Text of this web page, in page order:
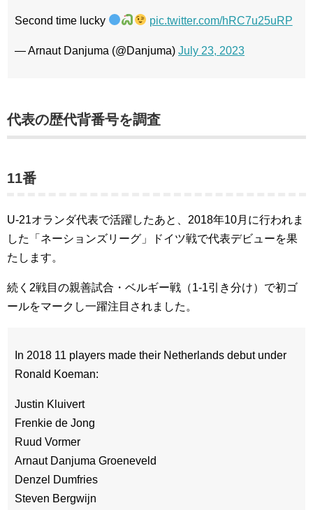
Second time lucky pic.twitter.com/hRC7u25uRP
— Arnaut Danjuma (@Danjuma) July 23, 2023
代表の歴代背番号を調査
11番
U-21オランダ代表で活躍したあと、2018年10月に行われま
した「ネーションズリーグ」ドイツ戦で代表デビューを果
たします。
続く2戦目の親善試合・ベルギー戦（1-1引き分け）で初ゴ
ールをマークし一躍注目されました。
In 2018 11 players made their Netherlands debut under
Ronald Koeman:
Justin Kluivert
Frenkie de Jong
Ruud Vormer
Arnaut Danjuma Groeneveld
Denzel Dumfries
Steven Bergwijn